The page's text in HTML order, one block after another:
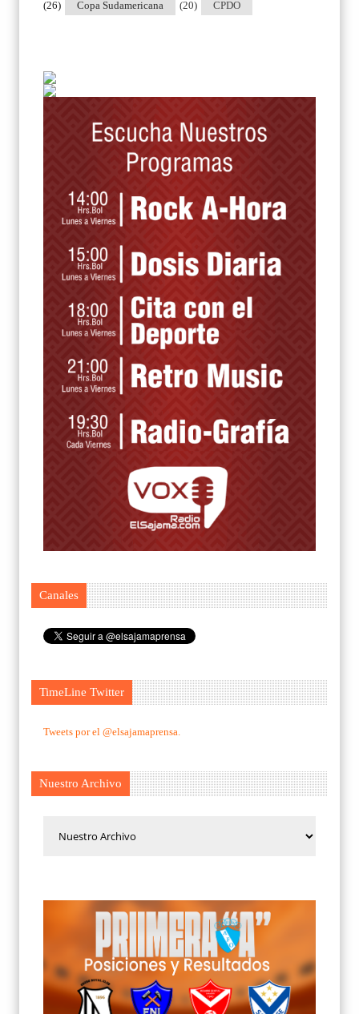
Copa Sudamericana
(26) CPDO
(20)
Canales
TimeLine Twitter
Tweets por el @elsajamaprensa.
Nuestro Archivo